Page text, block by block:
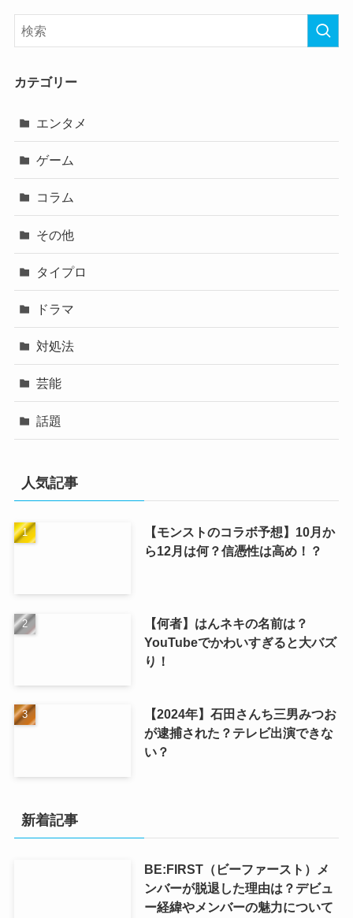
カテゴリー
エンタメ
ゲーム
コラム
その他
タイプロ
ドラマ
対処法
芸能
話題
人気記事
【モンストのコラボ予想】10月か
ら12月は何？信憑性は高め！？
【何者】はんネキの名前は？
YouTubeでかわいすぎると大バズ
り！
【2024年】石田さんち三男みつお
が逮捕された？テレビ出演できな
い？
新着記事
BE:FIRST（ビーファースト）メ
ンバーが脱退した理由は？デビュ
ー経緯やメンバーの魅力について